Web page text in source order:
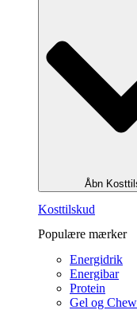
Åbn
Kosttilskud
Populære mærker
Energidrik
Energibar
Protein
Gel og